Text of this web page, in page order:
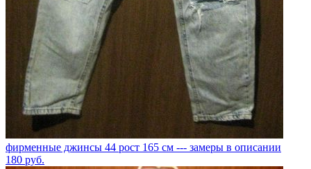
фирменные джинсы 44 рост 165 см --- замеры в описании
180 руб.